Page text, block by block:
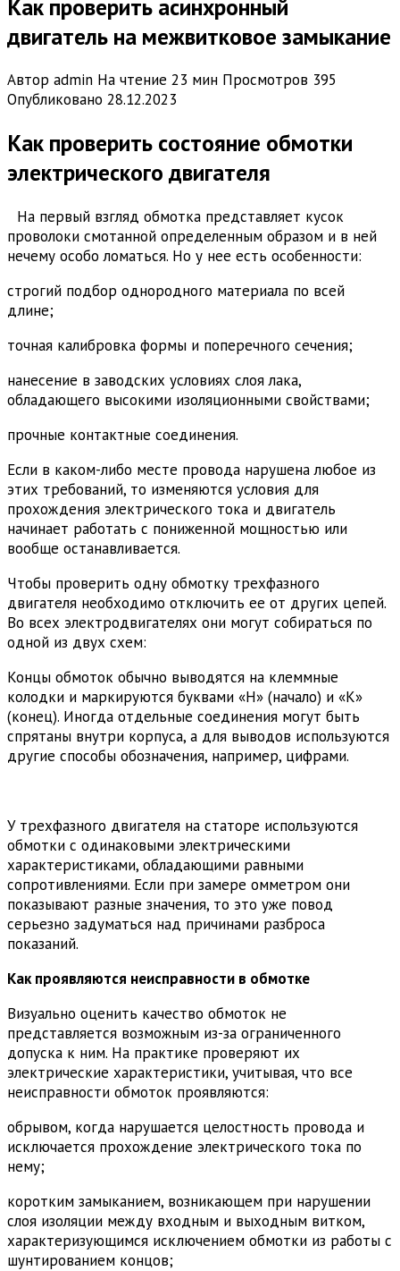
Как проверить асинхронный
двигатель на межвитковое замыкание
Автор admin На чтение 23 мин Просмотров 395
Опубликовано 28.12.2023
Как проверить состояние обмотки
электрического двигателя
На первый взгляд обмотка представляет кусок
проволоки смотанной определенным образом и в ней
нечему особо ломаться. Но у нее есть особенности:
строгий подбор однородного материала по всей
длине;
точная калибровка формы и поперечного сечения;
нанесение в заводских условиях слоя лака,
обладающего высокими изоляционными свойствами;
прочные контактные соединения.
Если в каком-либо месте провода нарушена любое из
этих требований, то изменяются условия для
прохождения электрического тока и двигатель
начинает работать с пониженной мощностью или
вообще останавливается.
Чтобы проверить одну обмотку трехфазного
двигателя необходимо отключить ее от других цепей.
Во всех электродвигателях они могут собираться по
одной из двух схем:
Концы обмоток обычно выводятся на клеммные
колодки и маркируются буквами «Н» (начало) и «К»
(конец). Иногда отдельные соединения могут быть
спрятаны внутри корпуса, а для выводов используются
другие способы обозначения, например, цифрами.
У трехфазного двигателя на статоре используются
обмотки с одинаковыми электрическими
характеристиками, обладающими равными
сопротивлениями. Если при замере омметром они
показывают разные значения, то это уже повод
серьезно задуматься над причинами разброса
показаний.
Как проявляются неисправности в обмотке
Визуально оценить качество обмоток не
представляется возможным из-за ограниченного
допуска к ним. На практике проверяют их
электрические характеристики, учитывая, что все
неисправности обмоток проявляются:
обрывом, когда нарушается целостность провода и
исключается прохождение электрического тока по
нему;
коротким замыканием, возникающем при нарушении
слоя изоляции между входным и выходным витком,
характеризующимся исключением обмотки из работы с
шунтированием концов;